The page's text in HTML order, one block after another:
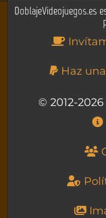
DoblajeVideojuegos.es
Haz
© 2012-2026